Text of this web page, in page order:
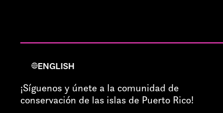
ENGLISH
¡Síguenos y únete a la comunidad de
conservación de las islas de Puerto Rico!